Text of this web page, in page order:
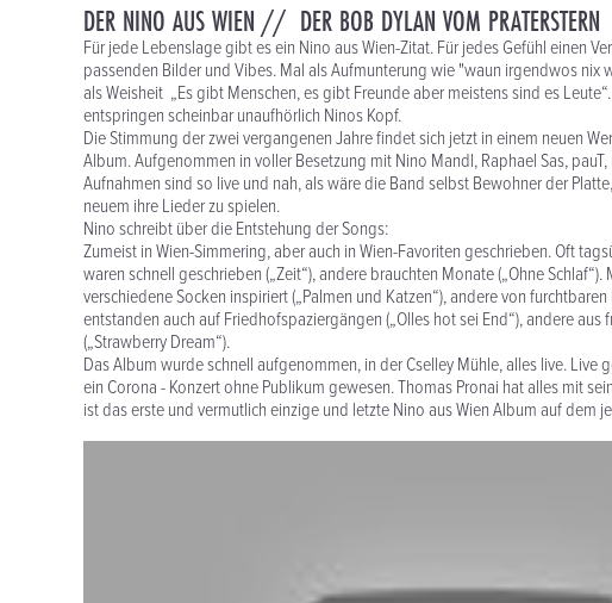
DER NINO AUS WIEN // DER BOB DYLAN VOM PRATERSTERN
Für jede Lebenslage gibt es ein Nino aus Wien-Zitat. Für jedes Gefühl einen
passenden Bilder und Vibes. Mal als Aufmunterung wie "waun irgendwos nix
als Weisheit „Es gibt Menschen, es gibt Freunde aber meistens sind es
entspringen scheinbar unaufhörlich Ninos Kopf.
Die Stimmung der zwei vergangenen Jahre findet sich jetzt in einem neuen
Album. Aufgenommen in voller Besetzung mit Nino Mandl, Raphael Sas,
Aufnahmen sind so live und nah, als wäre die Band selbst Bewohner der
neuem ihre Lieder zu spielen.
Nino schreibt über die Entstehung der Songs:
Zumeist in Wien-Simmering, aber auch in Wien-Favoriten geschrieben. Oft
waren schnell geschrieben („Zeit“), andere brauchten Monate („Ohne
verschiedene Socken inspiriert („Palmen und Katzen“), andere von
entstanden auch auf Friedhofspaziergängen („Olles hot sei End“), andere
(„Strawberry Dream“).
Das Album wurde schnell aufgenommen, in der Cselley Mühle, alles live. Live
ein Corona - Konzert ohne Publikum gewesen. Thomas Pronai hat alles mit
ist das erste und vermutlich einzige und letzte Nino aus Wien Album auf dem